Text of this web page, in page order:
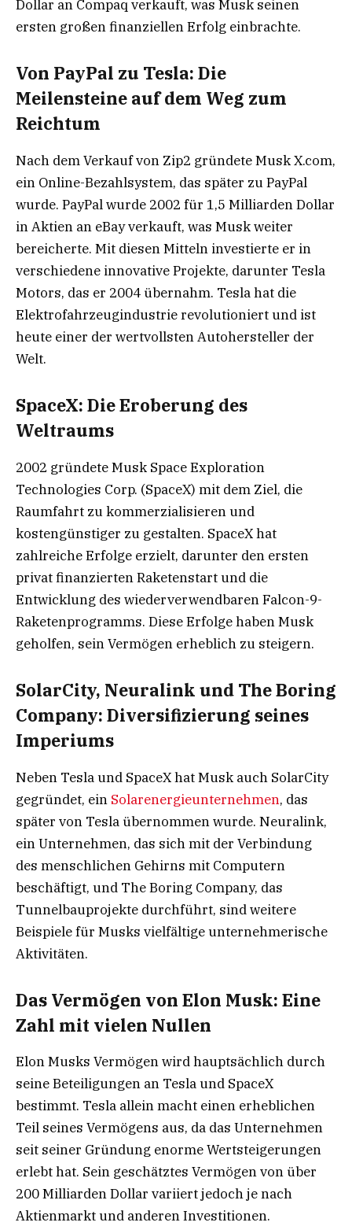
Dollar an Compaq verkauft, was Musk seinen
ersten großen finanziellen Erfolg einbrachte.
Von PayPal zu Tesla: Die
Meilensteine auf dem Weg zum
Reichtum
Nach dem Verkauf von Zip2 gründete Musk X.com,
ein Online-Bezahlsystem, das später zu PayPal
wurde. PayPal wurde 2002 für 1,5 Milliarden Dollar
in Aktien an eBay verkauft, was Musk weiter
bereicherte. Mit diesen Mitteln investierte er in
verschiedene innovative Projekte, darunter Tesla
Motors, das er 2004 übernahm. Tesla hat die
Elektrofahrzeugindustrie revolutioniert und ist
heute einer der wertvollsten Autohersteller der
Welt.
SpaceX: Die Eroberung des
Weltraums
2002 gründete Musk Space Exploration
Technologies Corp. (SpaceX) mit dem Ziel, die
Raumfahrt zu kommerzialisieren und
kostengünstiger zu gestalten. SpaceX hat
zahlreiche Erfolge erzielt, darunter den ersten
privat finanzierten Raketenstart und die
Entwicklung des wiederverwendbaren Falcon-9-
Raketenprogramms. Diese Erfolge haben Musk
geholfen, sein Vermögen erheblich zu steigern.
SolarCity, Neuralink und The Boring
Company: Diversifizierung seines
Imperiums
Neben Tesla und SpaceX hat Musk auch SolarCity
gegründet, ein Solarenergieunternehmen, das
später von Tesla übernommen wurde. Neuralink,
ein Unternehmen, das sich mit der Verbindung
des menschlichen Gehirns mit Computern
beschäftigt, und The Boring Company, das
Tunnelbauprojekte durchführt, sind weitere
Beispiele für Musks vielfältige unternehmerische
Aktivitäten.
Das Vermögen von Elon Musk: Eine
Zahl mit vielen Nullen
Elon Musks Vermögen wird hauptsächlich durch
seine Beteiligungen an Tesla und SpaceX
bestimmt. Tesla allein macht einen erheblichen
Teil seines Vermögens aus, da das Unternehmen
seit seiner Gründung enorme Wertsteigerungen
erlebt hat. Sein geschätztes Vermögen von über
200 Milliarden Dollar variiert jedoch je nach
Aktienmarkt und anderen Investitionen.